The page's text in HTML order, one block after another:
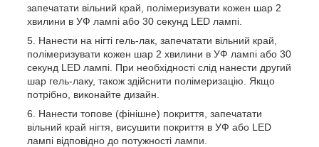
запечатати вільний край, полімеризувати кожен шар 2
хвилини в УФ лампі або 30 секунд LED лампі.
Нанести на нігті гель-лак, запечатати вільний край,
полімеризувати кожен шар 2 хвилини в УФ лампі або 30
секунд LED лампі. При необхідності слід нанести другий
шар гель-лаку, також здійснити полімеризацію. Якщо
потрібно, виконайте дизайн.
Нанести топове (фінішне) покриття, запечатати
вільний край нігтя, висушити покриття в УФ або LED
лампі відповідно до потужності лампи.